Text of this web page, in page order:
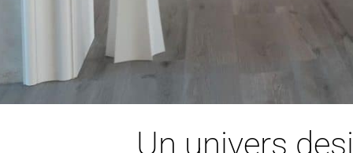
Un univers